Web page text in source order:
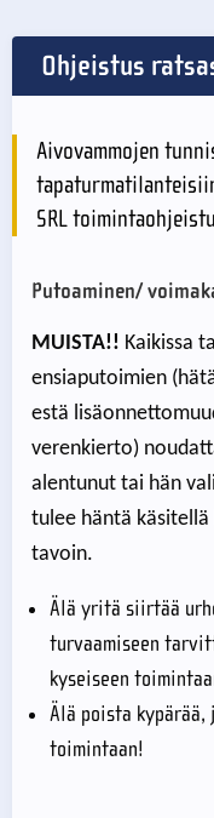
Ohjeistus
Aivovammojen
SRL
Putoaminen/
MUISTA!! Kaikissa
ensiaputoimien
estä
verenkierto)
alentunut tai hän
tulee häntä
tavoin.
Älä yritä siirtää
turvaamiseen
kyseiseen
Älä poista
toimintaan!